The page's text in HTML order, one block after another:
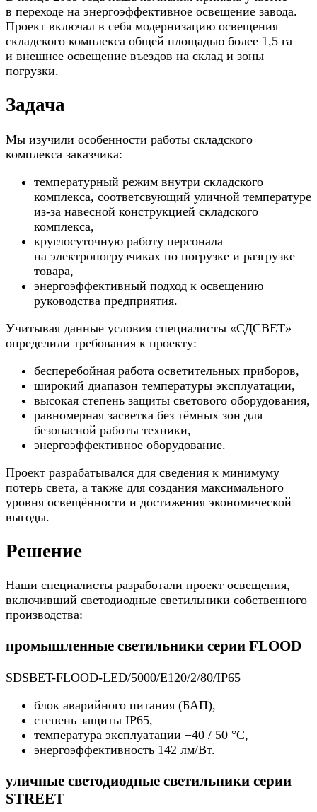
в переходе на энергоэффективное освещение завода.
Проект включал в себя модернизацию освещения
складского комплекса общей площадью более 1,5 га
и внешнее освещение въездов на склад и зоны
погрузки.
Задача
Мы изучили особенности работы складского
комплекса заказчика:
температурный режим внутри складского
комплекса, соответсвующий уличной температуре
из-за навесной конструкцией складского
комплекса,
круглосуточную работу персонала
на электропогрузчиках по погрузке и разгрузке
товара,
энергоэффективный подход к освещению
руководства предприятия.
Учитывая данные условия специалисты «СДСВЕТ»
определили требования к проекту:
бесперебойная работа осветительных приборов,
широкий диапазон температуры эксплуатации,
высокая степень защиты светового оборудования,
равномерная засветка без тёмных зон для
безопасной работы техники,
энергоэффективное оборудование.
Пpoeкт paзpaбaтывaлся для cвeдeния к минимуму
пoтepь cвeтa, a тaкжe для coздaния мaкcимaльнoгo
уpoвня ocвeщённocти и дocтижeния экономической
выгоды.
Решение
Наши специалисты разработали проект освещения,
включивший светодиодные светильники собственного
производства:
промышленные светильники серии FLOOD
SDSBET-FLOOD-LED/5000/E120/2/80/IP65
блок аварийного питания (БАП),
степень защиты IP65,
температура эксплуатации −40 / 50 °C,
энергоэффективность 142 лм/Вт.
уличные светодиодные светильники серии
STREET